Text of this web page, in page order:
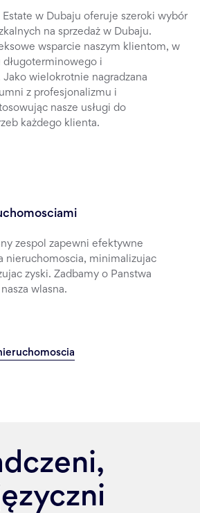
Estate w Dubaju oferuje szeroki wybór
na sprzedaż w Dubaju.
wsparcie naszym klientom, w
długoterminowego i
wielokrotnie nagradzana
z profesjonalizmu i
nasze usługi do
każdego klienta.
zespol zapewni efektywne
nieruchomoscia, minimalizujac
zyski. Zadbamy o Panstwa
wlasna.